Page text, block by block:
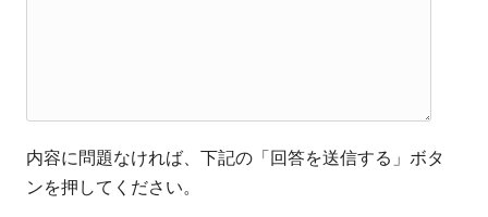
内容に問題なければ、下記の「回答を送信する」ボタ
ンを押してください。